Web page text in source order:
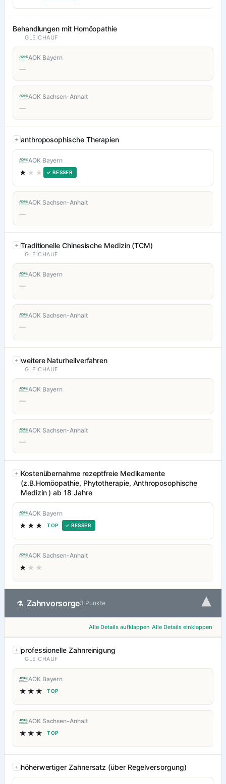
Behandlungen mit Homöopathie
GLEICHAUF
AOK Bayern
—
AOK Sachsen-Anhalt
—
anthroposophische Therapien
AOK Bayern
★ ★★ ✓ BESSER
AOK Sachsen-Anhalt
—
Traditionelle Chinesische Medizin (TCM)
GLEICHAUF
AOK Bayern
—
AOK Sachsen-Anhalt
—
weitere Naturheilverfahren
GLEICHAUF
AOK Bayern
—
AOK Sachsen-Anhalt
—
Kostenübernahme rezeptfreie Medikamente
(z.B.Homöopathie, Phytotherapie, Anthroposophische
Medizin ) ab 18 Jahre
AOK Bayern
★★★ TOP ✓ BESSER
AOK Sachsen-Anhalt
★ ★★
⚗ Zahnvorsorge3 Punkte ▾
Alle Details aufklappen Alle Details einklappen
professionelle Zahnreinigung
GLEICHAUF
AOK Bayern
★★★ TOP
AOK Sachsen-Anhalt
★★★ TOP
höherwertiger Zahnersatz (über Regelversorgung)